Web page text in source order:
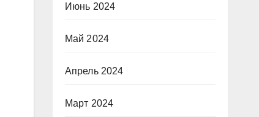
Июнь 2024
Май 2024
Апрель 2024
Март 2024